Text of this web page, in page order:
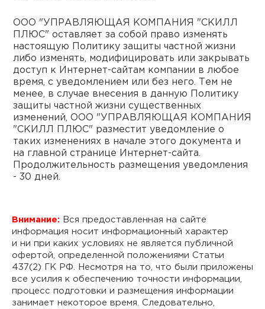
ООО "УПРАВЛЯЮЩАЯ КОМПАНИЯ "СКИЛЛ
ПЛЮС" оставляет за собой право изменять
настоящую Политику защиты частной жизни
либо изменять, модифицировать или закрывать
доступ к Интернет-сайтам компании в любое
время, с уведомлением или без него. Тем не
менее, в случае внесения в данную Политику
защиты частной жизни существенных
изменений, ООО "УПРАВЛЯЮЩАЯ КОМПАНИЯ
"СКИЛЛ ПЛЮС" разместит уведомление о
таких изменениях в начале этого документа и
на главной странице Интернет-сайта.
Продолжительность размещения уведомления
- 30 дней.
Внимание: Вся предоставленная на сайте
информация носит информационный характер
и ни при каких условиях не является публичной
офертой, определенной положениями Статьи
437(2) ГК РФ. Несмотря на то, что были приложены
все усилия к обеспечению точности информации,
процесс подготовки и размещения информации
занимает некоторое время. Следовательно,